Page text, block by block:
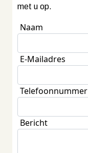
met u op.
Naam
E-Mailadres
Telefoonnummer
Bericht